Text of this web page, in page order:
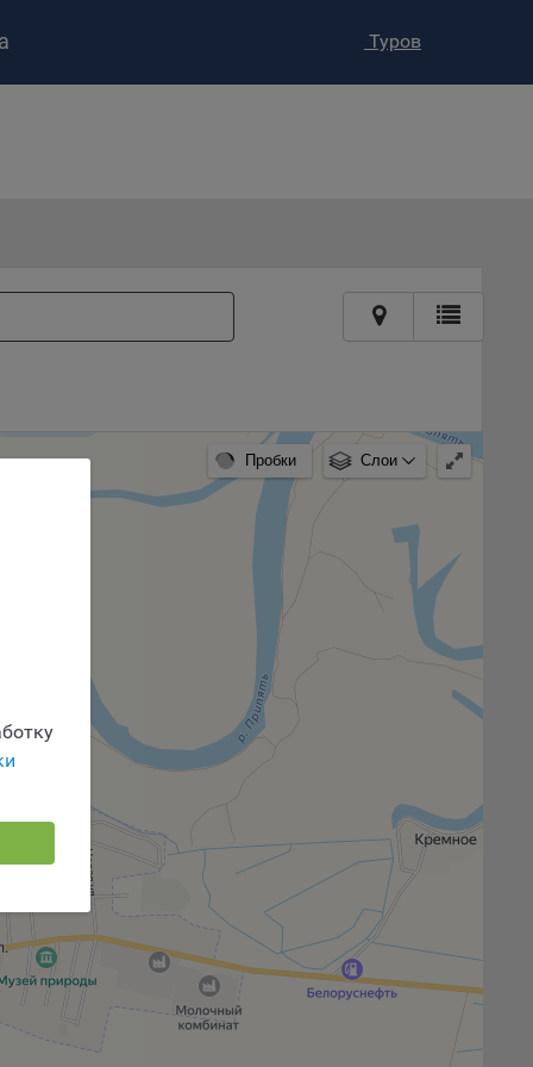
и
если
Туров
Пробки Слои